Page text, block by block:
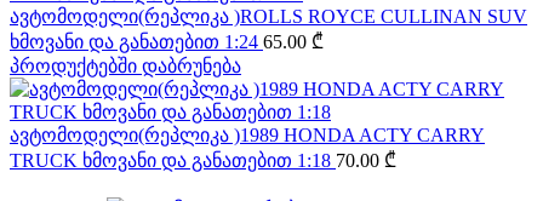
ავტომოდელი(რეპლიკა )ROLLS ROYCE CULLINAN SUV
ხმოვანი და განათებით 1:24 65.00 ₾
პროდუქტებში დაბრუნება
ავტომოდელი(რეპლიკა )1989 HONDA ACTY CARRY
TRUCK ხმოვანი და განათებით 1:18 70.00 ₾